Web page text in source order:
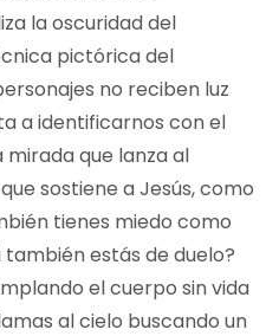
la oscuridad del
pictórica del
no reciben luz
a identificarnos con el
que lanza al
sostiene a Jesús, como
tienes miedo como
estás de duelo?
el cuerpo sin vida
al cielo buscando un